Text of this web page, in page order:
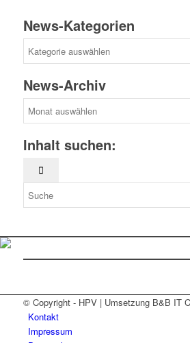
News-Kategorien
Kategorien
News-Archiv
Inhalt suchen:
© Copyright - HPV | Umsetzung B&B IT
Kontakt
Impressum